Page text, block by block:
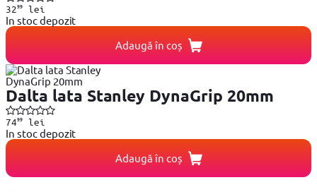
3299lei
In stoc depozit
Adaugă în coș
Dalta lata Stanley DynaGrip 20mm
7499lei
In stoc depozit
Adaugă în coș